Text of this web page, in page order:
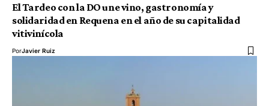
El Tardeo con la DO une vino, gastronomía y
solidaridad en Requena en el año de su capitalidad
vitivinícola
PorJavier Ruiz